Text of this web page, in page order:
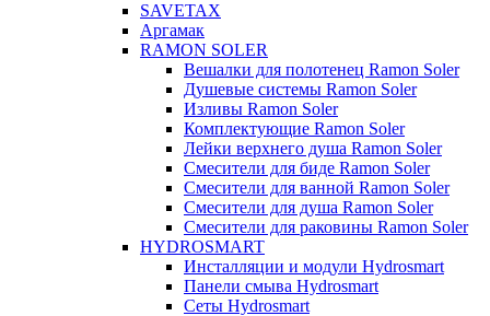
SAVETAX
Аргамак
RAMON SOLER
Вешалки для полотенец Ramon Soler
Душевые системы Ramon Soler
Изливы Ramon Soler
Комплектующие Ramon Soler
Лейки верхнего душа Ramon Soler
Смесители для биде Ramon Soler
Смесители для ванной Ramon Soler
Смесители для душа Ramon Soler
Смесители для раковины Ramon Soler
HYDROSMART
Инсталляции и модули Hydrosmart
Панели смыва Hydrosmart
Сеты Hydrosmart